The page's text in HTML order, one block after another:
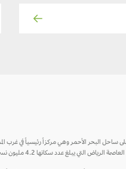
سكانها 4.2 مليون نسمة. وتعتبر جدة العاصمة التجارية للسعودية.